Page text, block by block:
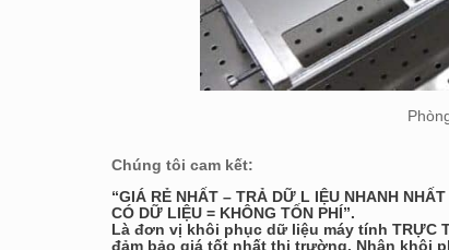
Chúng tôi cam kết:
“GIÁ RẺ NHẤT – TRẢ DỮ L IỆU NHANH
CÓ DỮ LIỆU = KHÔNG TỐN PHÍ”.
Là đơn vị khôi phục dữ liệu máy tính TRỰC
đảm bảo giá tốt nhất thị trường. Nhận khôi